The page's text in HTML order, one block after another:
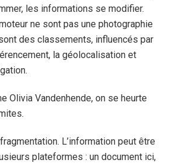
les informations se modifier.
ne sont pas une photographie
des classements, influencés par
la géolocalisation et
Olivia Vandenhende, on se heurte
L’information peut être
plateformes : un document ici,